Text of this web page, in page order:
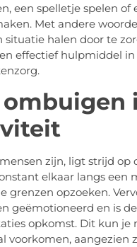
een spelletje spelen of
Met andere
situatie halen door te
effectief hulpmiddel in
zijn, ligt strijd op
elkaar langs een
grenzen opzoeken.
geëmotioneerd en is
opkomst. Dit kun je
voorkomen, aangezien